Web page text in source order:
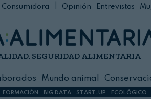
Consumidora Opinión Entrevistas
SEGURIDAD ALIMENTARIA
Mundo animal
FORMACIÓN BIG DATA START-UP ECOLÓGICO